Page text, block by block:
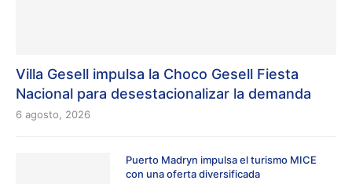
Villa Gesell impulsa la Choco Gesell Fiesta
Nacional para desestacionalizar la demanda
6 agosto, 2026
Puerto Madryn impulsa el turismo MICE
con una oferta diversificada